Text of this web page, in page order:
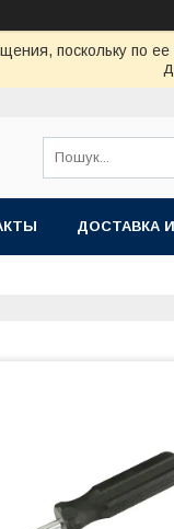
поскольку по
ДОСТАВКА